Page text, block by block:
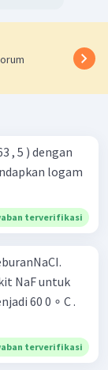
, 5 ) dengan
logam
terverifikasi
NaF untuk
60 0 ∘ C .
terverifikasi